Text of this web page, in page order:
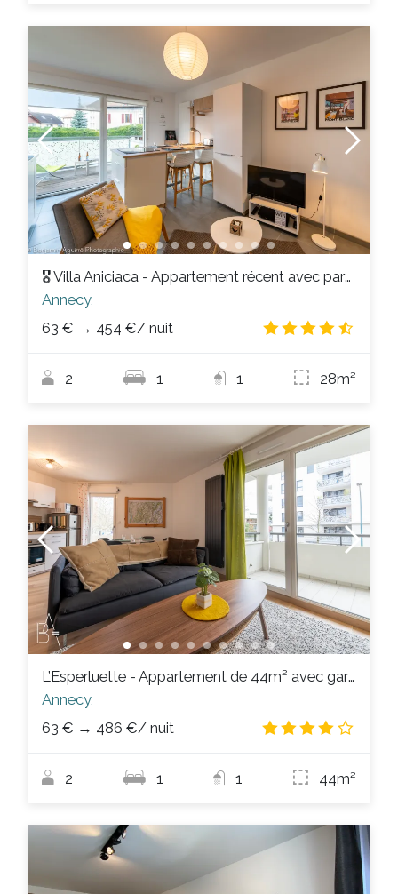
🎖 Villa Aniciaca - Appartement récent avec parking privé et sécurisé
Annecy,
63 € → 454 €/ nuit
2 1 1 28m²
L’Esperluette - Appartement de 44m² avec garage & balcon au centre ville
Annecy,
63 € → 486 €/ nuit
2 1 1 44m²